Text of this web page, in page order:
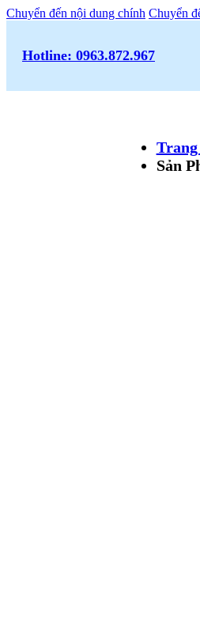
Chuyển đến nội dung chính Chuyển
Hotline: 0963.872.967
Sản